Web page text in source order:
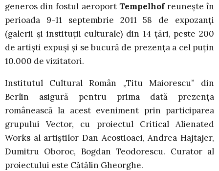
generos din fostul aeroport Tempelhofreuneşte în
perioada 9-11 septembrie 2011 58 de expozanţi
(galerii şi instituţii culturale) din 14 ţări, peste 200
de artişti expuşi şi se bucură de prezenţa a cel puţin
10.000 de vizitatori.
Institutul Cultural Român „Titu Maiorescu” din
Berlin asigură pentru prima dată prezenţa
românească la acest eveniment prin participarea
grupului Vector, cu proiectul Critical Alienated
Works al artiştilor Dan Acostioaei, Andrea Hajtajer,
Dumitru Oboroc, Bogdan Teodorescu. Curator al
proiectului este Cătălin Gheorghe.